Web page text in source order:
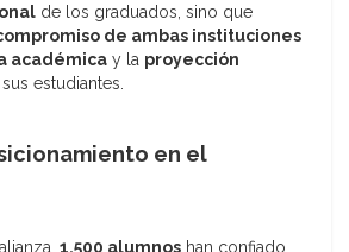
de los graduados, sino que
de ambas instituciones
académica y la proyección
estudiantes.
en el
1.500 alumnos han confiado